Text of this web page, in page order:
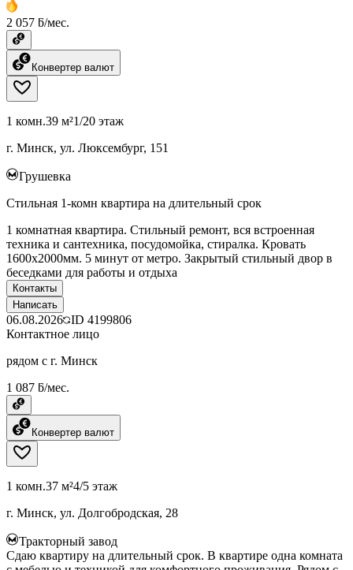
2 057 ƃ/мес.
Конвертер валют
1 комн.39 м²1/20 этаж
г. Минск, ул. Люксембург, 151
Грушевка
Стильная 1-комн квартира на длительный срок
1 комнатная квартира. Стильный ремонт, вся встроенная
техника и сантехника, посудомойка, стиралка. Кровать
1600х2000мм. 5 минут от метро. Закрытый стильный двор в
беседками для работы и отдыха
Контакты
Написать
06.08.2026 ID 4199806
Контактное лицо
рядом с г. Минск
1 087 ƃ/мес.
Конвертер валют
1 комн.37 м²4/5 этаж
г. Минск, ул. Долгобродская, 28
Тракторный завод
Сдаю квартиру на длительный срок. В квартире одна комната